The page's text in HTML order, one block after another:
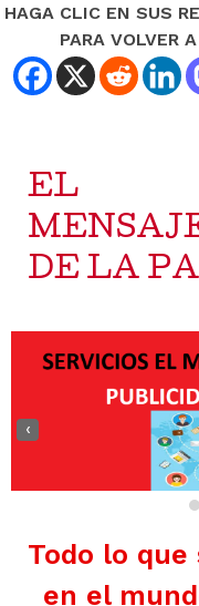
HAGA CLIC EN SUS
PARA VOLVER
EL
DE LA
‹
Todo lo
en el